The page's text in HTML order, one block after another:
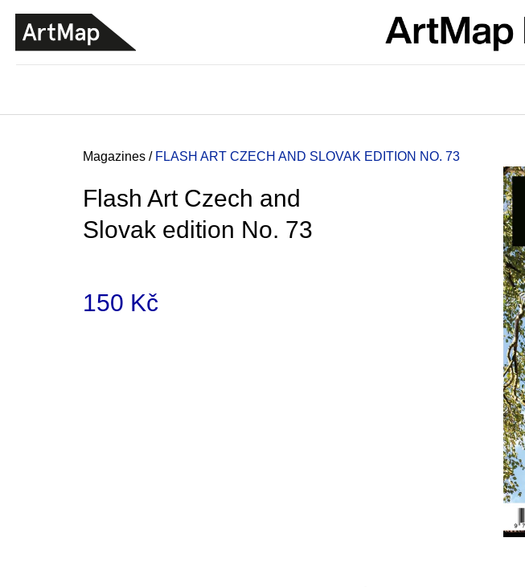
Home
Magazines / FLASH ART CZECH AND SLOVAK EDITION NO. 73
Flash Art Czech and
Slovak edition No. 73
150 Kč
BACK
SHOPPING
BACK
SHOPPING
We recommend